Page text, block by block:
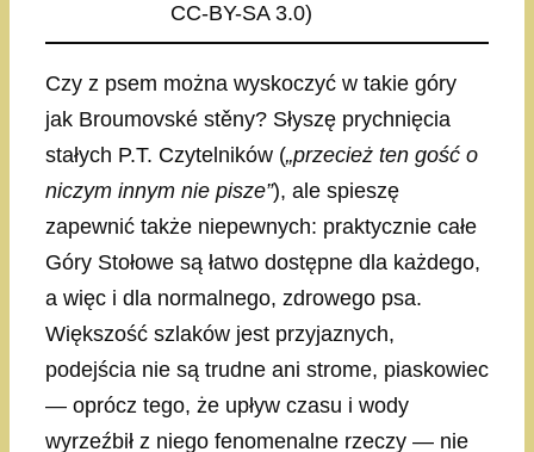
CC-BY-SA 3.0)
Czy z psem można wyskoczyć w takie góry
jak Broumovské stěny? Słyszę prychnięcia
stałych P.T. Czytelników („przecież ten gość o
niczym innym nie pisze”), ale spieszę
zapewnić także niepewnych: praktycznie całe
Góry Stołowe są łatwo dostępne dla każdego,
a więc i dla normalnego, zdrowego psa.
Większość szlaków jest przyjaznych,
podejścia nie są trudne ani strome, piaskowiec
— oprócz tego, że upływ czasu i wody
wyrzeźbił z niego fenomenalne rzeczy — nie